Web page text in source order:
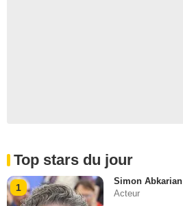
Top stars du jour
1
Simon Abkarian
Acteur